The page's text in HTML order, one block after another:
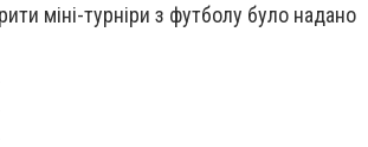
міні-турніри з футболу було надано